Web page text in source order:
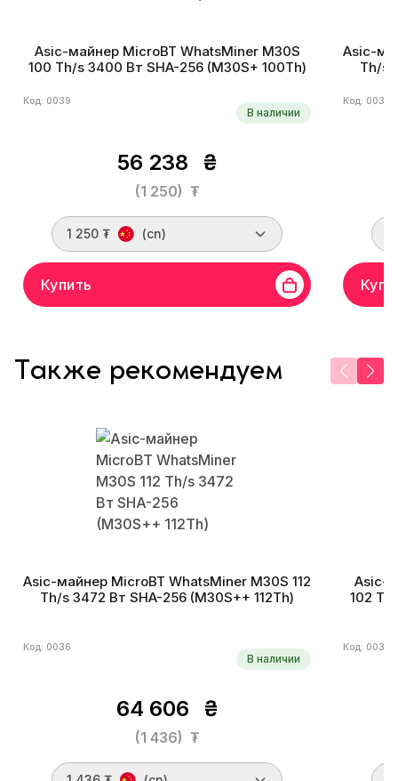
Asic-майнер MicroBT WhatsMiner M30S
100 Th/s 3400 Вт SHA-256 (M30S+ 100Th)
Код: 0039
В наличии
56 238 ₴
(1 250) ₮
1 250 ₮ (cn)
Купить
Asic-
Th/s
Код: 0036
Также рекомендуем
Asic-майнер MicroBT WhatsMiner M30S 112
Th/s 3472 Вт SHA-256 (M30S++ 112Th)
Код: 0036
В наличии
64 606 ₴
(1 436) ₮
Asic-
102
Код: 0038